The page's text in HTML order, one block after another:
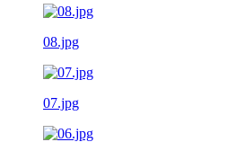
08.jpg
07.jpg